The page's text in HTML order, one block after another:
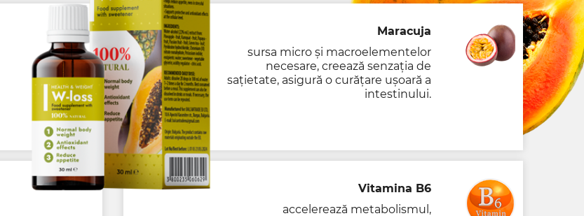
Maracuja
sursa micro și macroelementelor
necesare, creează senzația de
sațietate, asigură o curățare ușoară a
intestinului.
Vitamina B6
accelerează metabolismul,